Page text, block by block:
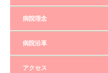
病院理念
病院沿革
アクセス